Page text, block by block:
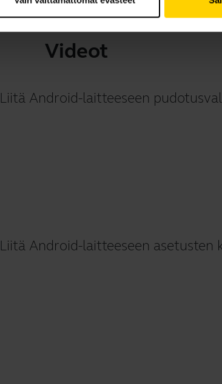
Videot
Liitä Android-laitteeseen
Liitä Android-laitteeseen asetusten